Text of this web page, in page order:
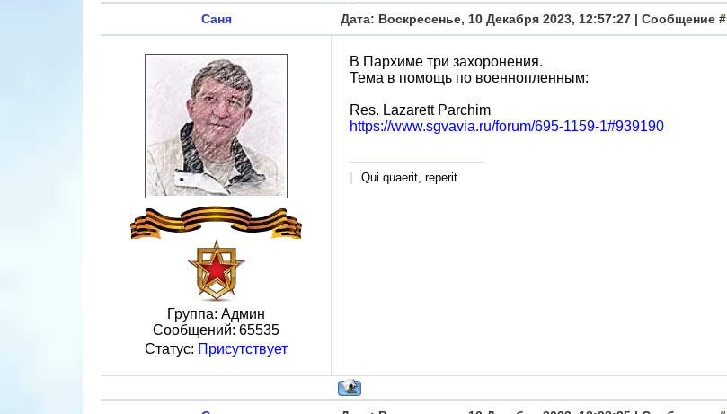
Саня Дата: Воскресенье, 10 Декабря 2023, 12:57:27 | Сообщение #
Группа: Админ
Сообщений: 65535
Статус: Присутствует
В Пархиме три захоронения.
Тема в помощь по военнопленным:
Res. Lazarett Parchim
https://www.sgvavia.ru/forum/695-1159-1#939190
Qui quaerit, reperit